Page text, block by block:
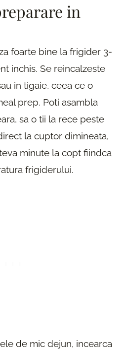
in
foarte bine la frigider 3-
inchis. Se reincalzeste
in tigaie, ceea ce o
prep. Poti asambla
sa o tii la rece peste
la cuptor dimineata,
minute la copt fiindca
frigiderului.
de mic dejun, incearca